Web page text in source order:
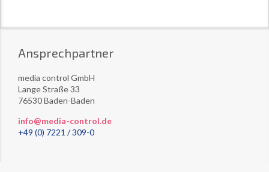
Ansprechpartner
media control GmbH
Lange Straße 33
76530 Baden-Baden
info@media-control.de
+49 (0) 7221 / 309-0